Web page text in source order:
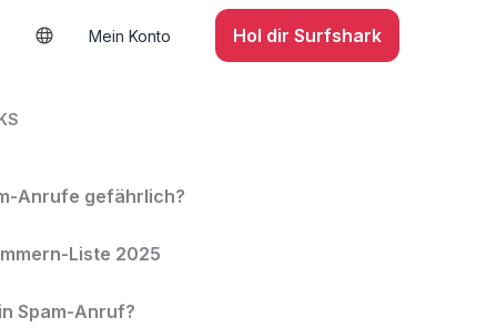
Mein Konto Hol dir Surfshark
Anrufe gefährlich?
Liste 2025
Spam-Anruf?